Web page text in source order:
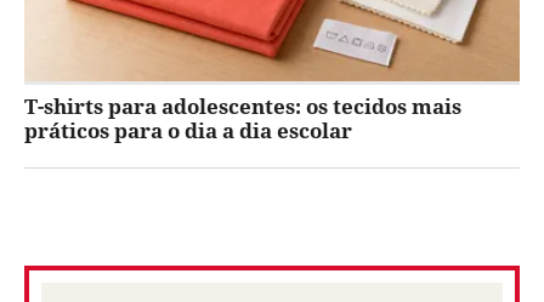
T-shirts para adolescentes: os tecidos mais
práticos para o dia a dia escolar